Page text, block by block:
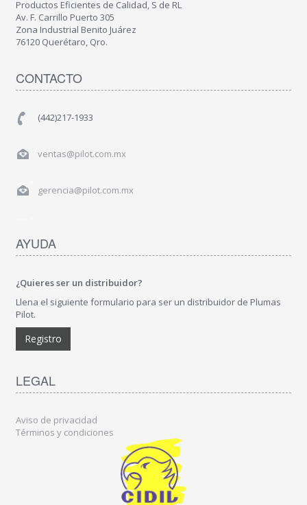
Productos Eficientes de Calidad, S de RL
Av. F. Carrillo Puerto 305
Zona Industrial Benito Juárez
76120 Querétaro, Qro.
CONTACTO
(442)217-1933
ventas@pilot.com.mx
gerencia@pilot.com.mx
AYUDA
¿Quieres ser un distribuidor?
Llena el siguiente formulario para ser un distribuidor de Plumas
Pilot.
Registro
LEGAL
Aviso de privacidad
Términos y condiciones